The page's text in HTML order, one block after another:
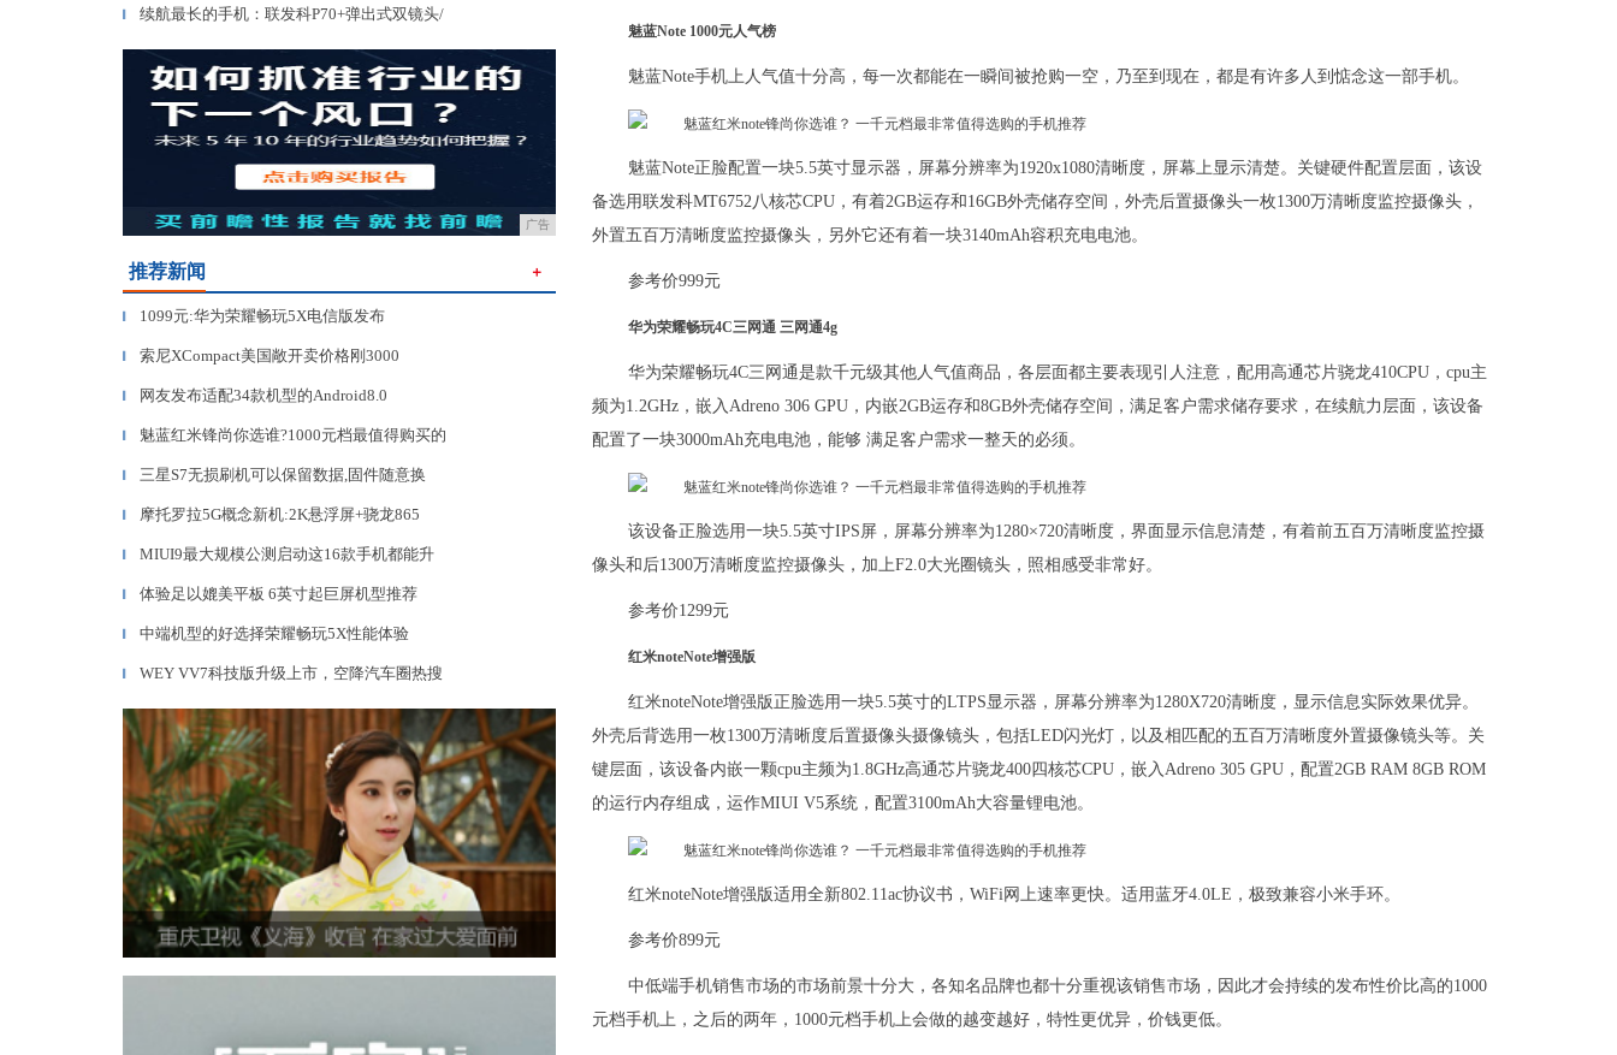
▎ 续航最长的手机：联发科P70+弹出式双镜头/
广告
推荐新闻 ＋
▎ 1099元:华为荣耀畅玩5X电信版发布
▎ 索尼XCompact美国敞开卖价格刚3000
▎ 网友发布适配34款机型的Android8.0
▎ 魅蓝红米锋尚你选谁?1000元档最值得购买的
▎ 三星S7无损刷机可以保留数据,固件随意换
▎ 摩托罗拉5G概念新机:2K悬浮屏+骁龙865
▎ MIUI9最大规模公测启动这16款手机都能升
▎ 体验足以媲美平板 6英寸起巨屏机型推荐
▎ 中端机型的好选择荣耀畅玩5X性能体验
▎ WEY VV7科技版升级上市，空降汽车圈热搜
魅蓝Note 1000元人气榜
魅蓝Note手机上人气值十分高，每一次都能在一瞬间被抢购一空，乃至到现在，都是有许多人到惦念这一部手机。
魅蓝Note正脸配置一块5.5英寸显示器，屏幕分辨率为1920x1080清晰度，屏幕上显示清楚。关键硬件配置层面，该设
备选用联发科MT6752八核芯CPU，有着2GB运存和16GB外壳储存空间，外壳后置摄像头一枚1300万清晰度监控摄像头，
外置五百万清晰度监控摄像头，另外它还有着一块3140mAh容积充电电池。
参考价999元
华为荣耀畅玩4C三网通 三网通4g
华为荣耀畅玩4C三网通是款千元级其他人气值商品，各层面都主要表现引人注意，配用高通芯片骁龙410CPU，cpu主
频为1.2GHz，嵌入Adreno 306 GPU，内嵌2GB运存和8GB外壳储存空间，满足客户需求储存要求，在续航力层面，该设备
配置了一块3000mAh充电电池，能够 满足客户需求一整天的必须。
该设备正脸选用一块5.5英寸IPS屏，屏幕分辨率为1280×720清晰度，界面显示信息清楚，有着前五百万清晰度监控摄
像头和后1300万清晰度监控摄像头，加上F2.0大光圈镜头，照相感受非常好。
参考价1299元
红米noteNote增强版
红米noteNote增强版正脸选用一块5.5英寸的LTPS显示器，屏幕分辨率为1280X720清晰度，显示信息实际效果优异。
外壳后背选用一枚1300万清晰度后置摄像头摄像镜头，包括LED闪光灯，以及相匹配的五百万清晰度外置摄像镜头等。关
键层面，该设备内嵌一颗cpu主频为1.8GHz高通芯片骁龙400四核芯CPU，嵌入Adreno 305 GPU，配置2GB RAM 8GB ROM
的运行内存组成，运作MIUI V5系统，配置3100mAh大容量锂电池。
红米noteNote增强版适用全新802.11ac协议书，WiFi网上速率更快。适用蓝牙4.0LE，极致兼容小米手环。
参考价899元
中低端手机销售市场的市场前景十分大，各知名品牌也都十分重视该销售市场，因此才会持续的发布性价比高的1000
元档手机上，之后的两年，1000元档手机上会做的越变越好，特性更优异，价钱更低。